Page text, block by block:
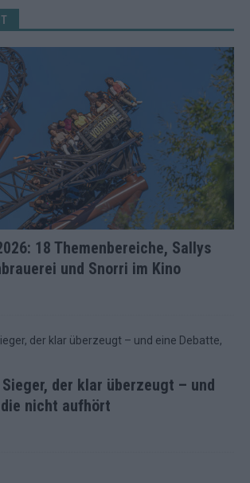
18 Themenbereiche, Sallys
und Snorri im Kino
Sieger, der klar überzeugt – und
nicht aufhört